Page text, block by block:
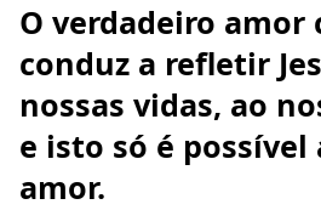
O verdadeiro amor
conduz a refletir
nossas vidas, ao
e isto só é possível
amor.